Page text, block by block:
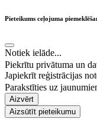
Pieteikums ceļojuma
Notiek ielāde...
Piekrītu privātuma un
Japiekrīt reģistrācijas
Parakstīties uz
Aizvērt
Aizsūtīt pieteikumu